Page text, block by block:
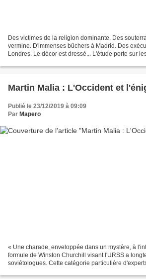
Des victimes de la religion dominante. Des
vermine. D'immenses bûchers à Madrid. Des
Londres. Le décor est dressé... L'étude porte sur
Martin Malia : L'Occident et
Publié le 23/12/2019 à 09:09
Par Mapero
« Une charade, enveloppée dans un mystère, à
formule de Winston Churchill visant l'URSS a
soviétologues. Cette catégorie particulière